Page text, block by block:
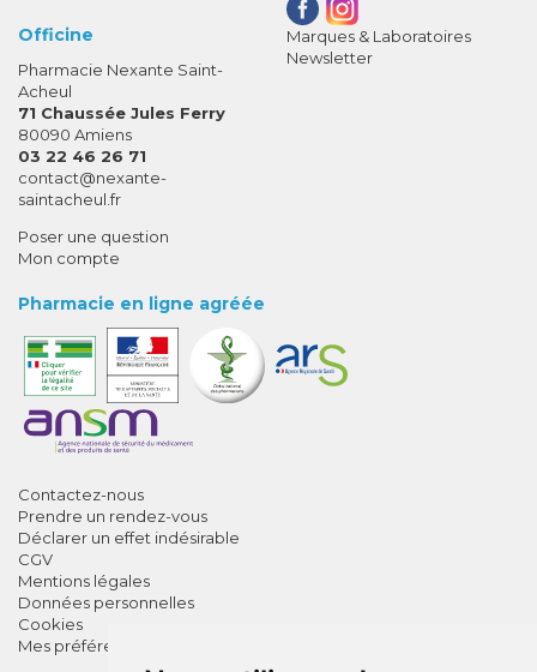
Officine
Pharmacie Nexante Saint-
Acheul
71 Chaussée Jules Ferry
80090 Amiens
03 22 46 26 71
contact-
@-
nexante-
saintacheul.fr
Poser une question
Mon compte
Marques & Laboratoires
Newsletter
Pharmacie en ligne agréée
Contactez-nous
Prendre un rendez-vous
Déclarer un effet indésirable
CGV
Mentions légales
Données personnelles
Cookies
Mes préférences Cookies